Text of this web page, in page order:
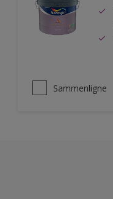
Sammenligne